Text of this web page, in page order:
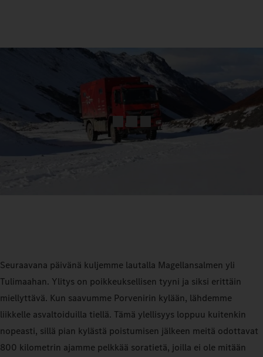
Seuraavana päivänä kuljemme lautalla Magellansalmen yli
Tulimaahan. Ylitys on poikkeuksellisen tyyni ja siksi erittäin
miellyttävä. Kun saavumme Porvenirin kylään, lähdemme
liikkelle asvaltoiduilla tiellä. Tämä ylellisyys loppuu kuitenkin
nopeasti, sillä pian kylästä poistumisen jälkeen meitä odottavat
800 kilometrin ajamme pelkkää soratietä, joilla ei ole mitään